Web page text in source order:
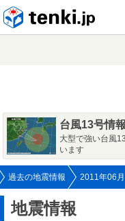
台風13号情報
大型で強い台風
います
過去の地震情報 2011年06
地震情報